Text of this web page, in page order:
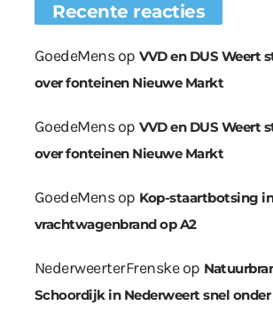
Recente reacties
GoedeMensop VVD en DUS Weert
over fonteinen Nieuwe Markt
GoedeMensop VVD en DUS Weert
over fonteinen Nieuwe Markt
GoedeMensop Kop-staartbotsing
vrachtwagenbrand op A2
NederweerterFrenskeop
Schoordijk in Nederweert snel